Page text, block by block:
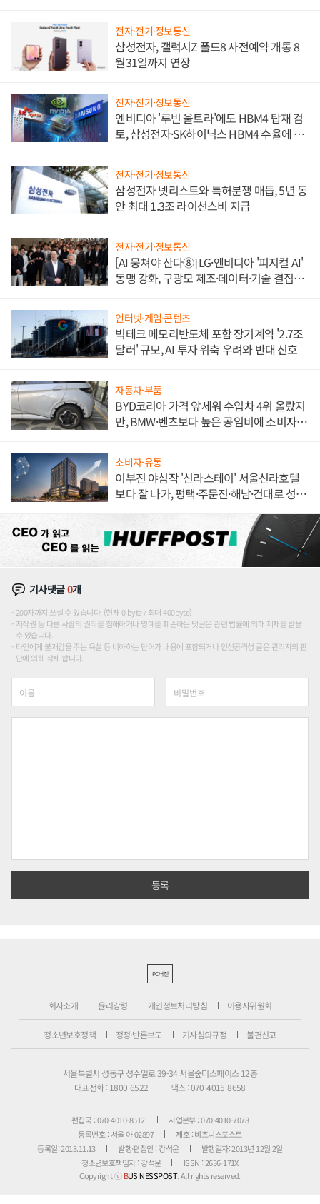
전자·전기·정보통신
삼성전자, 갤럭시Z 폴드8 사전예약 개통 8
월31일까지 연장
전자·전기·정보통신
엔비디아 '루빈 울트라'에도 HBM4 탑재 검
토, 삼성전자·SK하이닉스 HBM4 수율에 주
전자·전기·정보통신
삼성전자 넷리스트와 특허분쟁 매듭, 5년 동
안 최대 1.3조 라이선스비 지급
전자·전기·정보통신
[AI 뭉쳐야 산다⑧] LG·엔비디아 '피지컬 AI'
동맹 강화, 구광모 제조·데이터·기술 결집
인터넷·게임·콘텐츠
빅테크 메모리반도체 포함 장기계약 '2.7조
달러' 규모, AI 투자 위축 우려와 반대 신호
자동차·부품
BYD코리아 가격 앞세워 수입차 4위 올랐지
만, BMW·벤츠보다 높은 공임비에 소비자
소비자·유통
이부진 야심작 '신라스테이' 서울신라호텔
보다 잘 나가, 평택·주문진·해남·건대로 성
기사댓글0개
200자까지 쓰실 수 있습니다. (현재 0 byte / 최대 400byte)
저작권 등 다른 사람의 권리를 침해하거나 명예를 훼손하는 댓글은 관련 법률에 의해 제재를 받을
수 있습니다.
타인에게 불쾌감을 주는 욕설 등 비하하는 단어가 내용에 포함되거나 인신공격성 글은 관리자의 판
단에 의해 삭제 합니다.
PC버전
회사소개 윤리강령 개인정보처리방침 이용자위원회
청소년보호정책 정정·반론보도 기사심의규정 불편신고
서울특별시 성동구 성수일로 39-34 서울숲더스페이스 12층
대표전화 : 1800-6522
팩스 : 070-4015-8658
편집국 : 070-4010-8512
사업본부 : 070-4010-7078
등록번호 : 서울 아 02897
제호 : 비즈니스포스트
등록일: 2013.11.13
발행·편집인 : 강석운
발행일자: 2013년 12월 2일
청소년보호책임자 : 강석운
ISSN : 2636-171X
Copyright ⓒBUSINESSPOST. All rights reserved.